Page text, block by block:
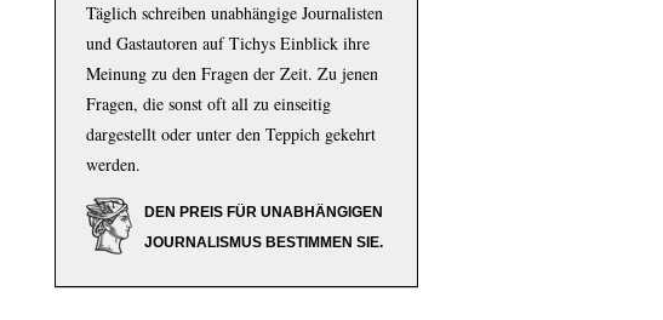
Täglich schreiben unabhängige Journalisten
und Gastautoren auf Tichys Einblick ihre
Meinung zu den Fragen der Zeit. Zu jenen
Fragen, die sonst oft all zu einseitig
dargestellt oder unter den Teppich gekehrt
werden.
DEN PREIS FÜR UNABHÄNGIGEN
JOURNALISMUS BESTIMMEN SIE.